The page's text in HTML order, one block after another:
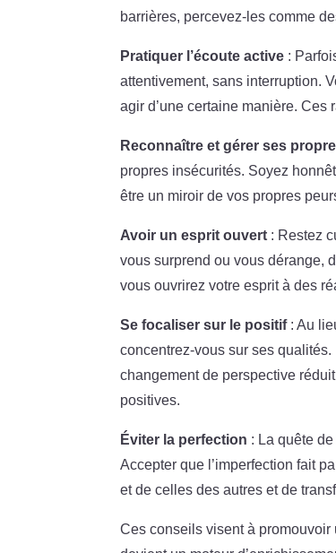
barrières, percevez-les comme
Pratiquer l’écoute active :
attentivement, sans interruption.
agir d’une certaine manière.
Reconnaître et gérer ses
propres insécurités. Soyez
être un miroir de vos propres
Avoir un esprit ouvert : Restez
vous surprend ou vous dérange,
vous ouvrirez votre esprit à des
Se focaliser sur le positif: Au
concentrez-vous sur ses qualités.
changement de perspective
positives.
Éviter la perfection : La quête
Accepter que l’imperfection fait
et de celles des autres et de
Ces conseils visent à